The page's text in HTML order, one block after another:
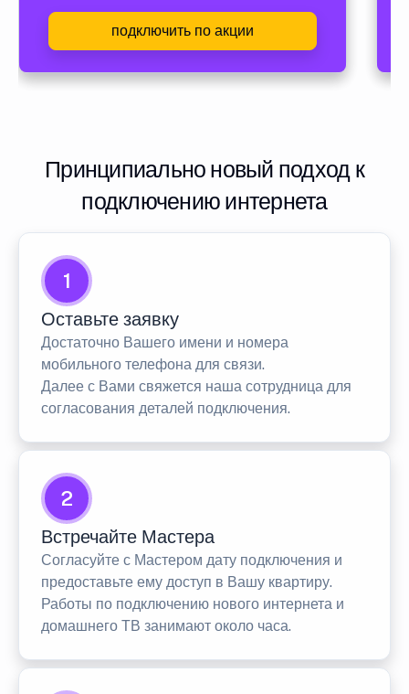
подключить по акции
Принципиально новый подход к
подключению интернета
1
Оставьте заявку
Достаточно Вашего имени и номера
мобильного телефона для связи.
Далее с Вами свяжется наша сотрудница для
согласования деталей подключения.
2
Встречайте Мастера
Согласуйте с Мастером дату подключения и
предоставьте ему доступ в Вашу квартиру.
Работы по подключению нового интернета и
домашнего ТВ занимают около часа.